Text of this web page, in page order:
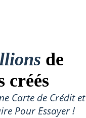
de
créés
Carte de Crédit et
Pour Essayer !